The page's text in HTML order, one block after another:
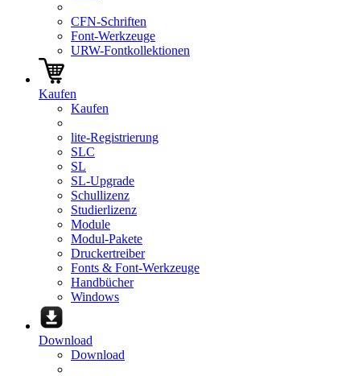
CFN-Schriften
Font-Werkzeuge
URW-Fontkollektionen
Kaufen
Kaufen
lite-Registrierung
SLC
SL
SL-Upgrade
Schullizenz
Studierlizenz
Module
Modul-Pakete
Druckertreiber
Fonts & Font-Werkzeuge
Handbücher
Windows
Download
Download